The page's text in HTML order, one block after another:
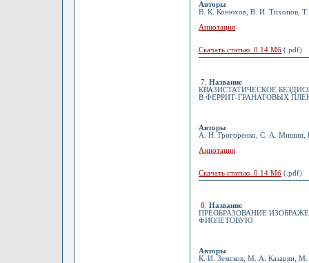
Авторы
В. К. Конюхов, В. И. Тихонов,
Аннотация
Скачать статью 0.14 Мб (.pdf)
7 Название
КВАЗИСТАТИЧЕСКОЕ
В ФЕРРИТ-ГРАНАТОВЫХ
Авторы
А. Н. Григоренко, С. А. Мишин,
Аннотация
Скачать статью 0.14 Мб (.pdf)
8
Название
ПРЕОБРАЗОВАНИЕ
ФИОЛЕТОВУЮ
Авторы
К. И. Земсков, М. А. Казарян,